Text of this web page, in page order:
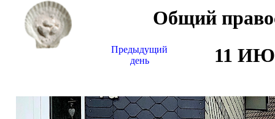
Общий
Предыдущий
день
11